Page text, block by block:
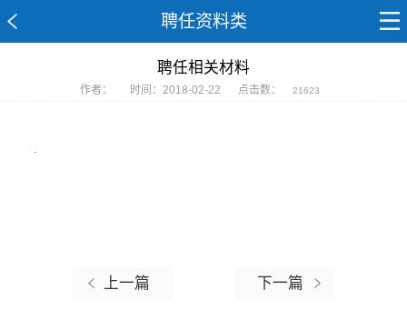
聘任资料类
聘任相关材料
作者： 时间：2018-02-22 点击数： 21623
.
上一篇 下一篇